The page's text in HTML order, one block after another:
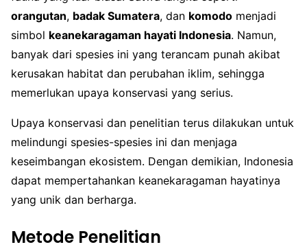
orangutan, badak Sumatera, dan komodo menjadi
simbol keanekaragaman hayati Indonesia. Namun,
banyak dari spesies ini yang terancam punah akibat
kerusakan habitat dan perubahan iklim, sehingga
memerlukan upaya konservasi yang serius.
Upaya konservasi dan penelitian terus dilakukan untuk
melindungi spesies-spesies ini dan menjaga
keseimbangan ekosistem. Dengan demikian, Indonesia
dapat mempertahankan keanekaragaman hayatinya
yang unik dan berharga.
Metode Penelitian